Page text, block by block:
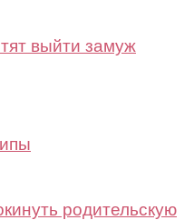
выйти замуж
родительскую